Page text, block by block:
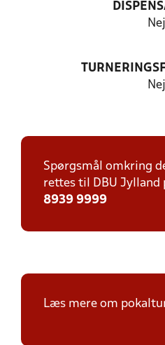
Nej
Nej
Spørgsmål omkring
rettes til DBU Jylland
8939 9999
Læs mere om